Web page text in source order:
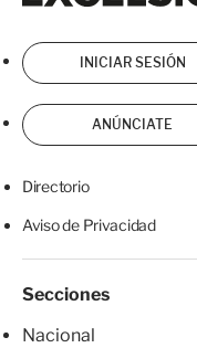
INICIAR SESIÓN
ANÚNCIATE
Directorio
Aviso de Privacidad
Secciones
Nacional